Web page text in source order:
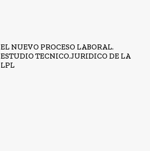
EL NUEVO PROCESO LABORAL.
ESTUDIO TECNICO.JURIDICO DE LA
LPL